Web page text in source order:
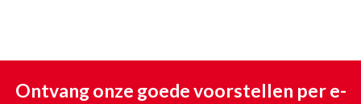
Ontvang onze goede voorstellen per e-